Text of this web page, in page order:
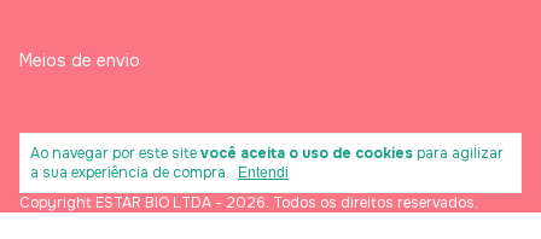
Ao navegar por este sitevocê aceita o uso de cookies para agilizar
a sua experiência de compra.
Entendi
Meios de envio
Copyright ESTAR BIO LTDA - 2026. Todos os direitos reservados.